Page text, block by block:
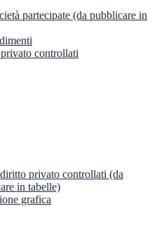
partecipate (da pubblicare in
controllati
privato controllati (da
in tabelle)
grafica